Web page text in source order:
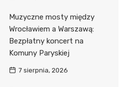
Muzyczne mosty między
Wrocławiem a Warszawą:
Bezpłatny koncert na
Komuny Paryskiej
7 sierpnia, 2026